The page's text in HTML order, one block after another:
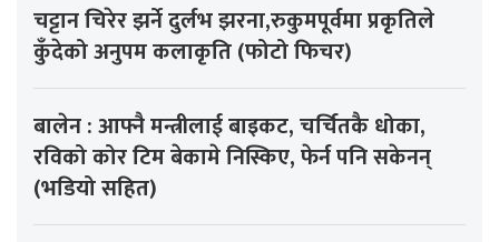
चट्टान चिरेर झर्ने दुर्लभ झरना,रुकुमपूर्वमा प्रकृतिले
कुँदेको अनुपम कलाकृति (फोटो फिचर)
बालेन : आफ्नै मन्त्रीलाई बाइकट, चर्चितकै धोका,
रविको कोर टिम बेकामे निस्किए, फेर्न पनि सकेनन्
(भडियो सहित)